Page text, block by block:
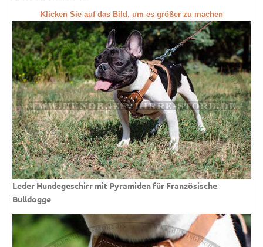
Klicken Sie auf das Bild, um es größer zu machen
Leder Hundegeschirr mit Pyramiden für Französische
Bulldogge